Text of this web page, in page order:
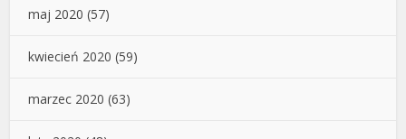
maj 2020 (57)
kwiecień 2020 (59)
marzec 2020 (63)